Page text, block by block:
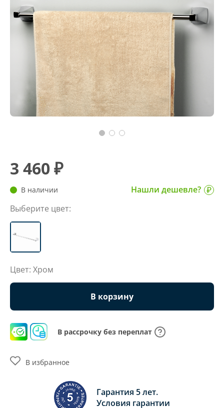
3 460 ₽
В наличии
Нашли дешевле?
Выберите цвет:
Цвет: Хром
В корзину
В рассрочку без переплат
Гарантия 5 лет.
Условия гарантии
В избранное